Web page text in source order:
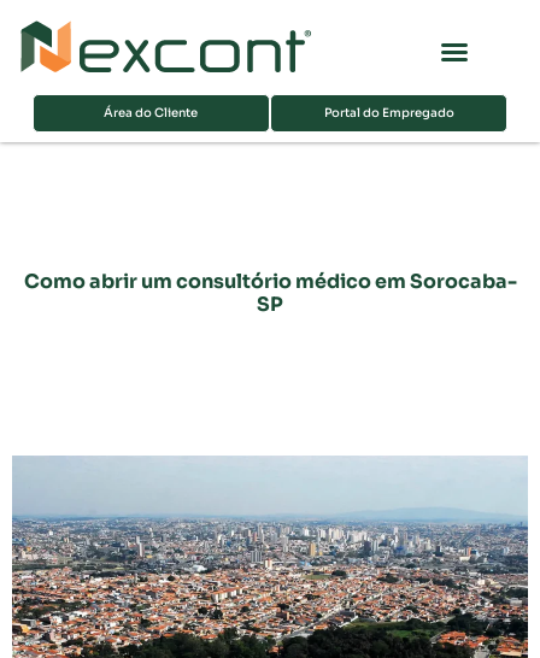
Área do Cliente Portal do Empregado
Como abrir um consultório médico em Sorocaba-
SP